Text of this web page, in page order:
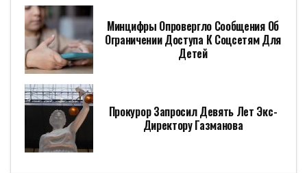
Минцифры Опровергло Сообщения Об
Ограничении Доступа К Соцсетям Для
Детей
Прокурор Запросил Девять Лет Экс-
Директору Газманова